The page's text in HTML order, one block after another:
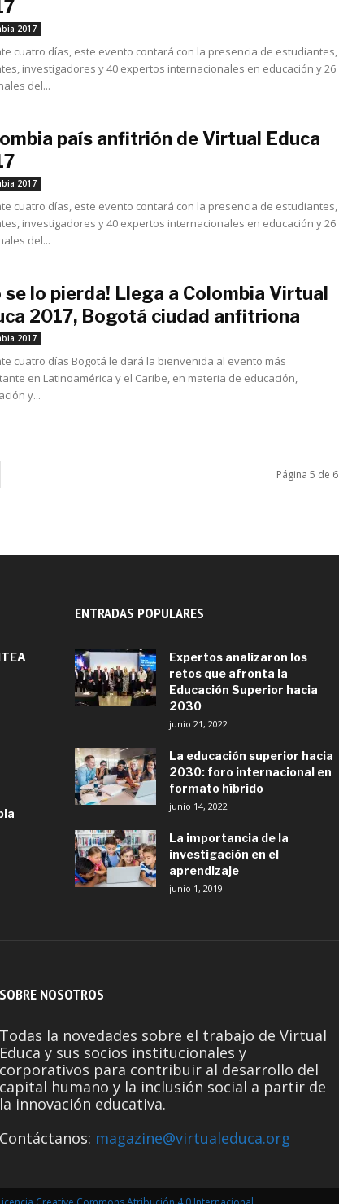
2017
cuatro días, este evento contará con la presencia de estudiantes,
investigadores y 40 expertos internacionales en educación y 26
del...
país anfitrión de Virtual Educa
2017
cuatro días, este evento contará con la presencia de estudiantes,
investigadores y 40 expertos internacionales en educación y 26
del...
se lo pierda! Llega a Colombia Virtual
2017, Bogotá ciudad anfitriona
2017
cuatro días Bogotá le dará la bienvenida al evento más
en Latinoamérica y el Caribe, en materia de educación,
y...
Página 5 de 6
ENTRADAS POPULARES
Expertos analizaron los
retos que afronta la
Educación Superior hacia
2030
junio 21, 2022
La educación superior hacia
2030: foro internacional en
formato híbrido
junio 14, 2022
La importancia de la
investigación en el
aprendizaje
junio 1, 2019
SOBRE NOSOTROS
Todas la novedades sobre el trabajo de Virtual
Educa y sus socios institucionales y
corporativos para contribuir al desarrollo del
capital humano y la inclusión social a partir de
la innovación educativa.
Contáctanos: magazine@virtualeduca.org